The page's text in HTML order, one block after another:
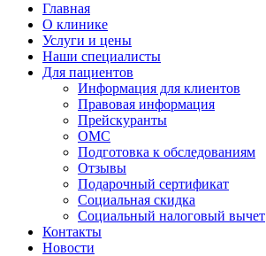
Главная
О клинике
Услуги и цены
Наши специалисты
Для пациентов
Информация для клиентов
Правовая информация
Прейскуранты
ОМС
Подготовка к обследованиям
Отзывы
Подарочный сертификат
Социальная скидка
Социальный налоговый вычет
Контакты
Новости